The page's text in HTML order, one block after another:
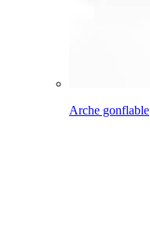
Arche gonflable